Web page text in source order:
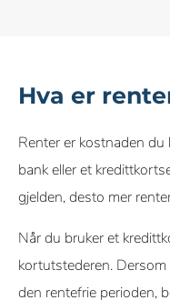
Hva er
Renter er kostnaden du
bank eller et
gjelden, desto mer
Når du bruker et
kortutstederen.
den rentefrie perioden,